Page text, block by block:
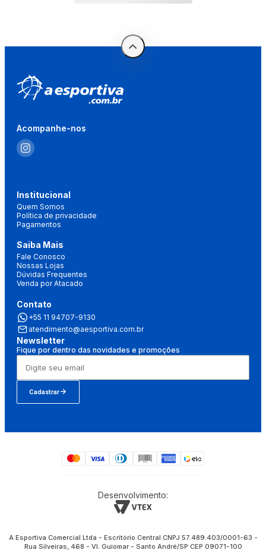
Acompanhe-nos
Institucional
Quem Somos
Política de privacidade
Pagamentos
Saiba Mais
Fale Conosco
Nossas Lojas
Dúvidas Frequentes
Venda por Atacado
Contato
+55 11 94707-9130
atendimento@aesportiva.com.br
Newsletter
Fique por dentro das novidades e promoções
Cadastrar
Desenvolvimento:
A Esportiva Comercial Ltda - Escritório Central CNPJ 57.489.403/0001-63 -
Rua Silveiras, 468 - Vl. Guiomar - Santo André/SP CEP 09071-100